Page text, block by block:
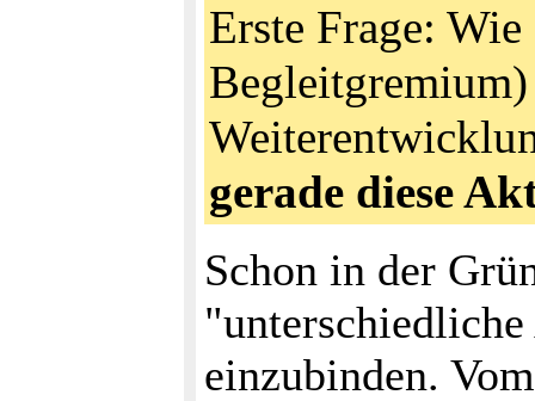
Erste Frage:
gerade diese
Schon in der
einzubinden.